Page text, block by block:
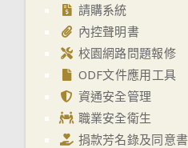
請購系統
內控聲明書
校園網路問題報修
ODF文件應用工具
資通安全管理
職業安全衛生
捐款芳名錄及同意書